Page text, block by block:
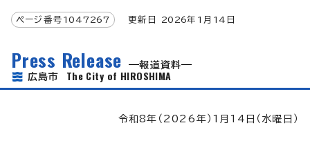
ページ番号 1047267 更新日 2026年1月 14 日
Press Release
報道資料
広島市 The City of HIROSHIMA
令和8年（2026年）1月14日（水曜日）